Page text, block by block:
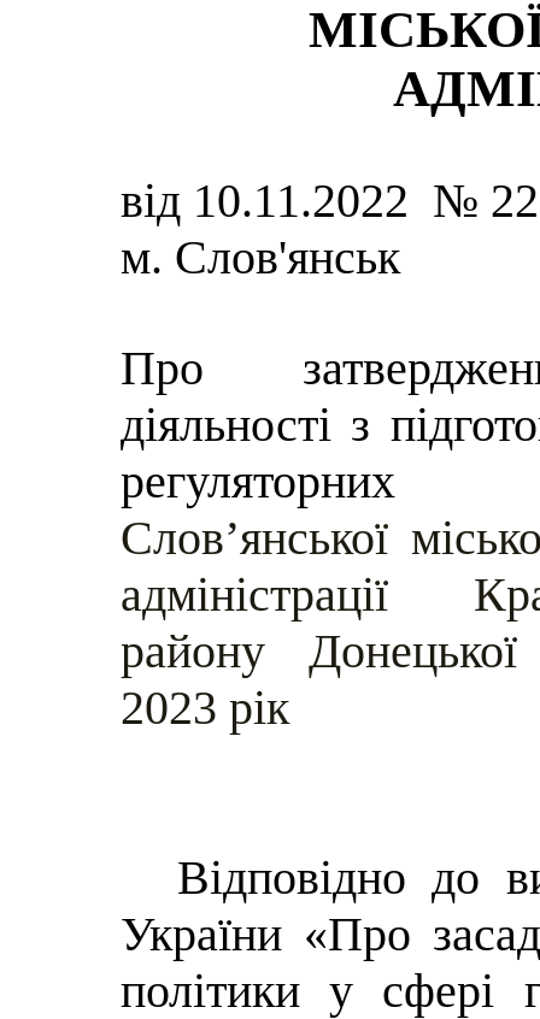
від 10.11.2022 №
м. Слов'янськ
Про
діяльності з
Слов’янської
адміністрації
району
2023 рік
Відповідно до
України «Про
політики у сфері